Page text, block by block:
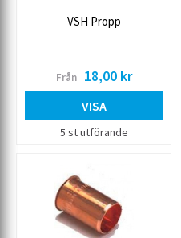
VSH Propp
Från 18,00 kr
VISA
5 st utförande